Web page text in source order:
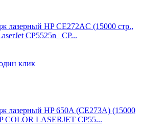
лазерный HP CE272AC (15000 стр.,
CP5525n | CP...
клик
лазерный HP 650A (CE273A) (15000
COLOR LASERJET CP55...